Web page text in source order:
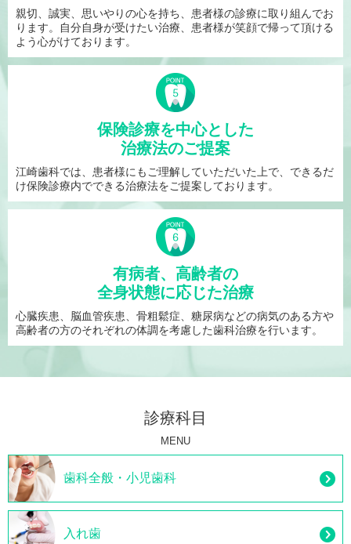
親切、誠実、思いやりの心を持ち、患者様の診療に取り組んでお
ります。自分自身が受けたい治療、患者様が笑顔で帰って頂ける
よう心がけております。
保険診療を中心とした
治療法のご提案
江崎歯科では、患者様にもご理解していただいた上で、できるだ
け保険診療内でできる治療法をご提案しております。
有病者、高齢者の
全身状態に応じた治療
心臓疾患、脳血管疾患、骨粗鬆症、糖尿病などの病気のある方や
高齢者の方のそれぞれの体調を考慮した歯科治療を行います。
診療科目
MENU
歯科全般・小児歯科
入れ歯